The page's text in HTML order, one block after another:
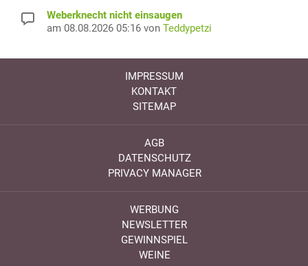
Weberknecht nicht einsaugen
am 08.08.2026 05:16 von Teddypetzi
IMPRESSUM
KONTAKT
SITEMAP
AGB
DATENSCHUTZ
PRIVACY MANAGER
WERBUNG
NEWSLETTER
GEWINNSPIEL
WEINE